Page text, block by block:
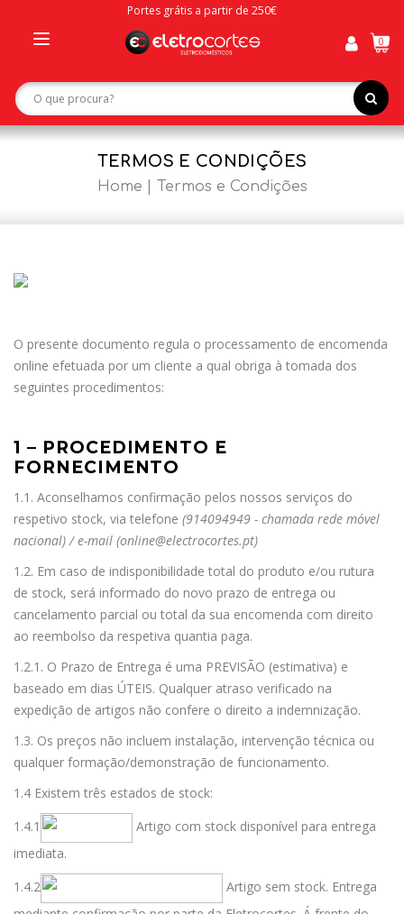
Portes grátis a partir de 250€
navigation
0
TERMOS E CONDIÇÕES
Home Termos e Condições
O presente documento regula o processamento de encomenda
online efetuada por um cliente a qual obriga à tomada dos
seguintes procedimentos:
1 – PROCEDIMENTO E
FORNECIMENTO
1.1. Aconselhamos confirmação pelos nossos serviços do
respetivo stock, via telefone (914094949 - chamada rede móvel
nacional) / e-mail (online@electrocortes.pt)
1.2. Em caso de indisponibilidade total do produto e/ou rutura
de stock, será informado do novo prazo de entrega ou
cancelamento parcial ou total da sua encomenda com direito
ao reembolso da respetiva quantia paga.
1.2.1. O Prazo de Entrega é uma PREVISÃO (estimativa) e
baseado em dias ÚTEIS. Qualquer atraso verificado na
expedição de artigos não confere o direito a indemnização.
1.3. Os preços não incluem instalação, intervenção técnica ou
qualquer formação/demonstração de funcionamento.
1.4 Existem três estados de stock:
1.4.1
Artigo com stock disponível para entrega
imediata.
1.4.2
Artigo sem stock. Entrega